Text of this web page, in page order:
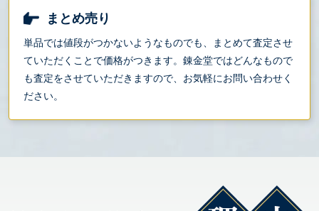
まとめ売り
単品では値段がつかないようなものでも、まとめて査定させ
ていただくことで価格がつきます。錬金堂ではどんなもので
も査定をさせていただきますので、お気軽にお問い合わせく
ださい。